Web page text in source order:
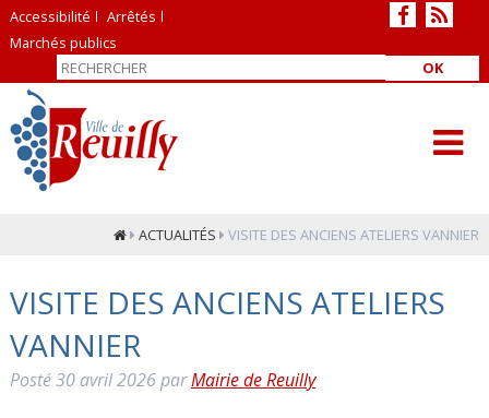
Accessibilité
Arrêtés
Marchés publics
OK
ACTUALITÉS VISITE DES ANCIENS ATELIERS VANNIER
VISITE DES ANCIENS ATELIERS
VANNIER
Posté30 avril 2026parMairie de Reuilly